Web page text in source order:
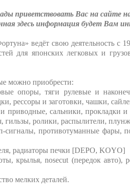
приветствовать Вас на сайте
здесь информация будет Вам
ведёт свою деятельность с
для японских легковых и
можно приобрести:
опоры, тяги рулевые и
рессоры и заготовки, чашки,
приводные, сальники, прокладки
ролики, распылители,
противотуманные фары,
радиаторы печки [DEPO, KOYO]
крылья, nosecut (передок авто),
мелких деталей.